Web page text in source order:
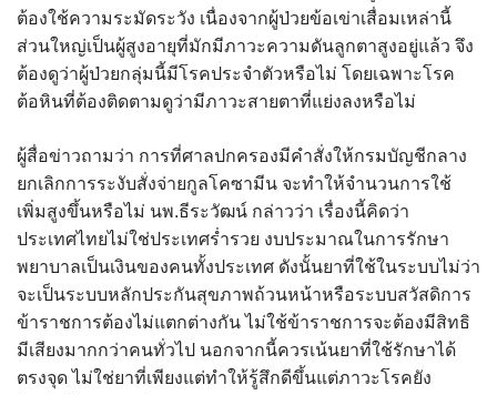
ต้องใช้ความระมัดระวัง เนื่องจากผู้ป่วยข้อเข่าเสื่อมเหล่านี้
ส่วนใหญ่เป็นผู้สูงอายุที่มักมีภาวะความดันลูกตาสูงอยู่แล้ว จึง
ต้องดูว่าผู้ป่วยกลุ่มนี้มีโรคประจำตัวหรือไม่ โดยเฉพาะโรค
ต้อหินที่ต้องติดตามดูว่ามีภาวะสายตาที่แย่งลงหรือไม่
ผู้สื่อข่าวถามว่า การที่ศาลปกครองมีคำสั่งให้กรมบัญชีกลาง
ยกเลิกการระงับสั่งจ่ายกูลโคซามีน จะทำให้จำนวนการใช้
เพิ่มสูงขึ้นหรือไม่ นพ.ธีระวัฒน์ กล่าวว่า เรื่องนี้คิดว่า
ประเทศไทยไม่ใช่ประเทศร่ำรวย งบประมาณในการรักษา
พยาบาลเป็นเงินของคนทั้งประเทศ ดังนั้นยาที่ใช้ในระบบไม่ว่า
จะเป็นระบบหลักประกันสุขภาพถ้วนหน้าหรือระบบสวัสดิการ
ข้าราชการต้องไม่แตกต่างกัน ไม่ใช้ข้าราชการจะต้องมีสิทธิ
มีเสียงมากกว่าคนทั่วไป นอกจากนี้ควรเน้นยาที่ใช้รักษาได้
ตรงจุด ไม่ใช่ยาที่เพียงแต่ทำให้รู้สึกดีขึ้นแต่ภาวะโรคยัง